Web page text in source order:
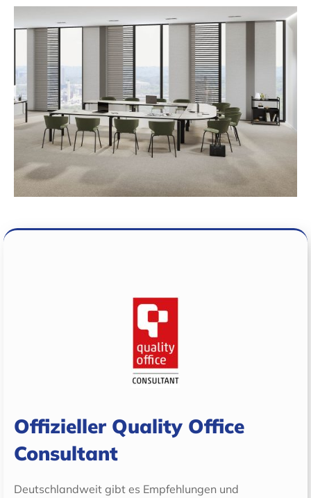
Offizieller Quality Office
Consultant
Deutschlandweit gibt es Empfehlungen und